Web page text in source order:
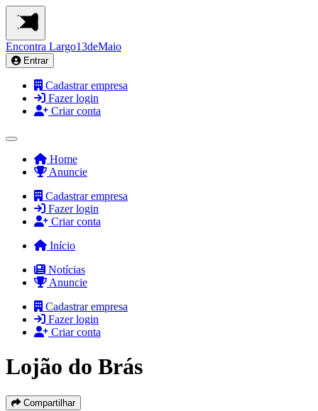
Encontra Largo13deMaio
Entrar
Cadastrar empresa
Fazer login
Criar conta
Home
Anuncie
Cadastrar empresa
Fazer login
Criar conta
Início
Notícias
Anuncie
Cadastrar empresa
Fazer login
Criar conta
Lojão do Brás
Compartilhar